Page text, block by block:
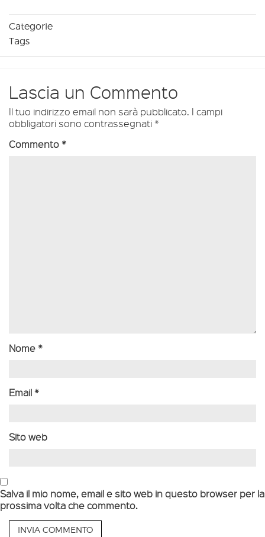
Categorie
Tags
Lascia un Commento
Il tuo indirizzo email non sarà pubblicato. I campi
obbligatori sono contrassegnati *
Commento*
Nome*
Email*
Sito web
Salva il mio nome, email e sito web in questo browser per la
prossima volta che commento.